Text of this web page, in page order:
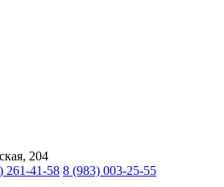
204
261-41-58 8 (983) 003-25-55